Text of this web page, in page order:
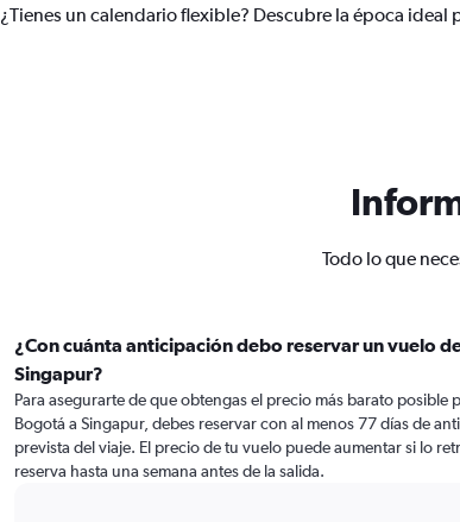
¿Tienes un calendario flexible? Descubre la época
Todo lo que
¿Con cuánta anticipación debo reservar un vuelo
Singapur?
Para asegurarte de que obtengas el precio más barato posible
Bogotá a Singapur, debes reservar con al menos 77 días de
prevista del viaje. El precio de tu vuelo puede aumentar si lo
reserva hasta una semana antes de la salida.